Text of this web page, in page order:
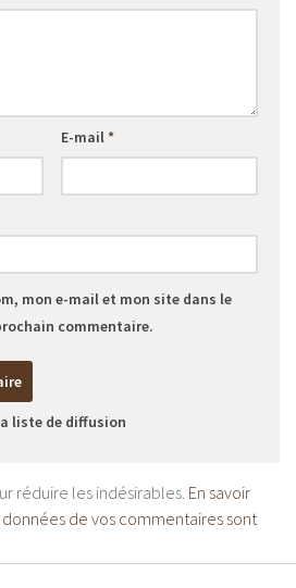
E-mail*
mon e-mail et mon site dans le
commentaire.
liste de diffusion
réduire les indésirables. En savoir
de vos commentaires sont